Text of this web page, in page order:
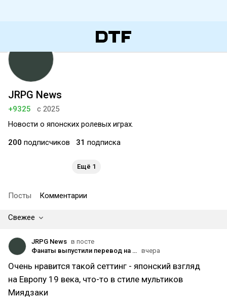
JRPG News
+9325
с 2025
Новости о японских ролевых играх.
200 подписчиков 31 подписка
Ещё 1
Посты Комментарии
Свежее
JRPG News в посте
Фанаты выпустили перевод на английский язык London Spirit Detectives (London Seirei Tanteidan)! вчера
Очень нравится такой сеттинг - японский взгляд
на Европу 19 века, что-то в стиле мультиков
Миядзаки